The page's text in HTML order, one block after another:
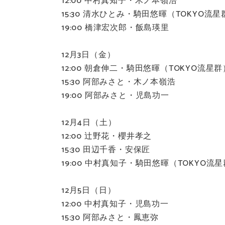
15:30 清水ひとみ・騎田悠暉（TOKYO流星
19:00 橋津宏次郎・飯島瑛里
12月3日（金）
12:00 朝倉伸二・騎田悠暉（TOKYO流星
15:30 阿部みさと・木ノ本嶺浩
19:00 阿部みさと・児島功一
12月4日（土）
12:00 辻野花・櫻井孝之
15:30 田辺千香・安保匠
19:00 中村真知子・騎田悠暉（TOKYO流星
12月5日（日）
12:00 中村真知子・児島功一
15:30 阿部みさと・鳳恵弥